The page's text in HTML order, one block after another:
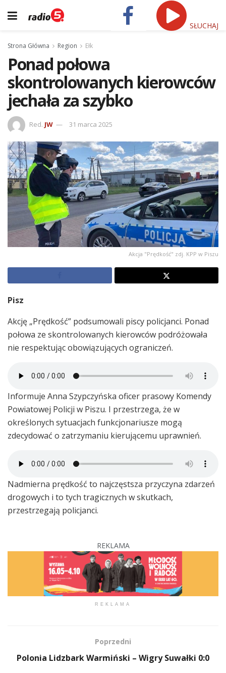
SŁUCHAJ
Strona Główna Region Ełk
Ponad połowa
skontrolowanych kierowców
jechała za szybko
Red. JW 31 marca 2025
Akcja "Prędkość" zdj. KPP w Piszu
Pisz
Akcję „Prędkość” podsumowali piscy policjanci. Ponad
połowa ze skontrolowanych kierowców podróżowała
nie respektując obowiązujących ograniczeń.
Informuje Anna Szypczyńska oficer prasowy Komendy
Powiatowej Policji w Piszu. I przestrzega, że w
określonych sytuacjach funkcjonariusze mogą
zdecydować o zatrzymaniu kierującemu uprawnień.
Nadmierna prędkość to najczęstsza przyczyna zdarzeń
drogowych i to tych tragicznych w skutkach,
przestrzegają policjanci.
REKLAMA
REKLAMA
Poprzedni
Polonia Lidzbark Warmiński – Wigry Suwałki 0:0